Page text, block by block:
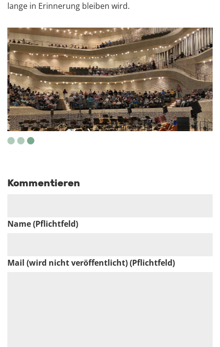
lange in Erinnerung bleiben wird.
Kommentieren
Name (Pflichtfeld)
Mail (wird nicht veröffentlicht) (Pflichtfeld)